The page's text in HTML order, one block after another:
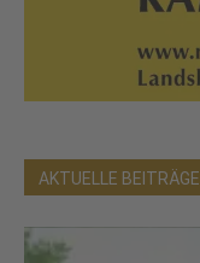
AKTUELLE BEITRÄGE